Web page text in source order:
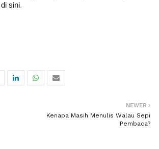
di sini.
NEWER
Kenapa Masih Menulis Walau Sepi
Pembaca?